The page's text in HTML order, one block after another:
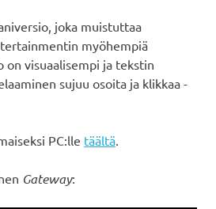
joka muistuttaa
myöhempiä
on visuaalisempi ja tekstin
sujuu osoita ja klikkaa -
PC:lle täältä.
Gateway: